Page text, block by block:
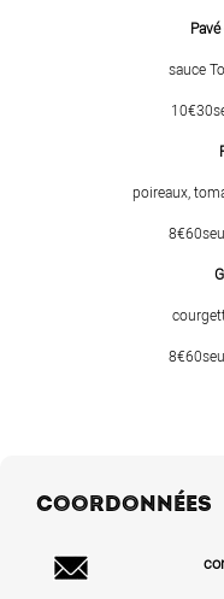
sauce
poireaux,
COORDONNÉES